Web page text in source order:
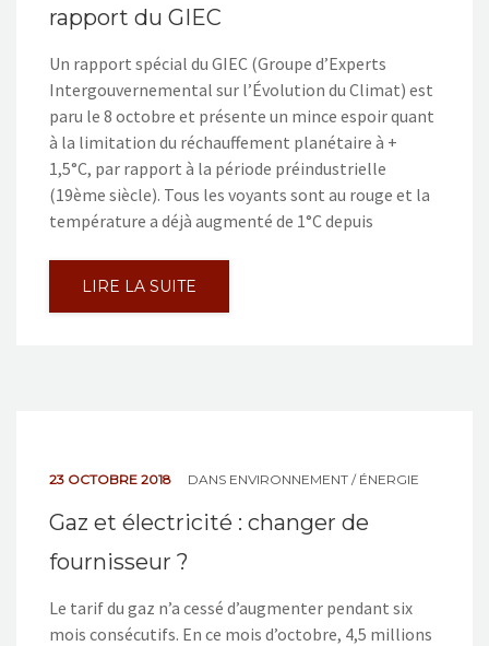
rapport du GIEC
Un rapport spécial du GIEC (Groupe d’Experts
Intergouvernemental sur l’Évolution du Climat) est
paru le 8 octobre et présente un mince espoir quant
à la limitation du réchauffement planétaire à +
1,5°C, par rapport à la période préindustrielle
(19ème siècle). Tous les voyants sont au rouge et la
température a déjà augmenté de 1°C depuis
LIRE LA SUITE
23 OCTOBRE 2018 DANS ENVIRONNEMENT / ÉNERGIE
Gaz et électricité : changer de
fournisseur ?
Le tarif du gaz n’a cessé d’augmenter pendant six
mois consécutifs. En ce mois d’octobre, 4,5 millions